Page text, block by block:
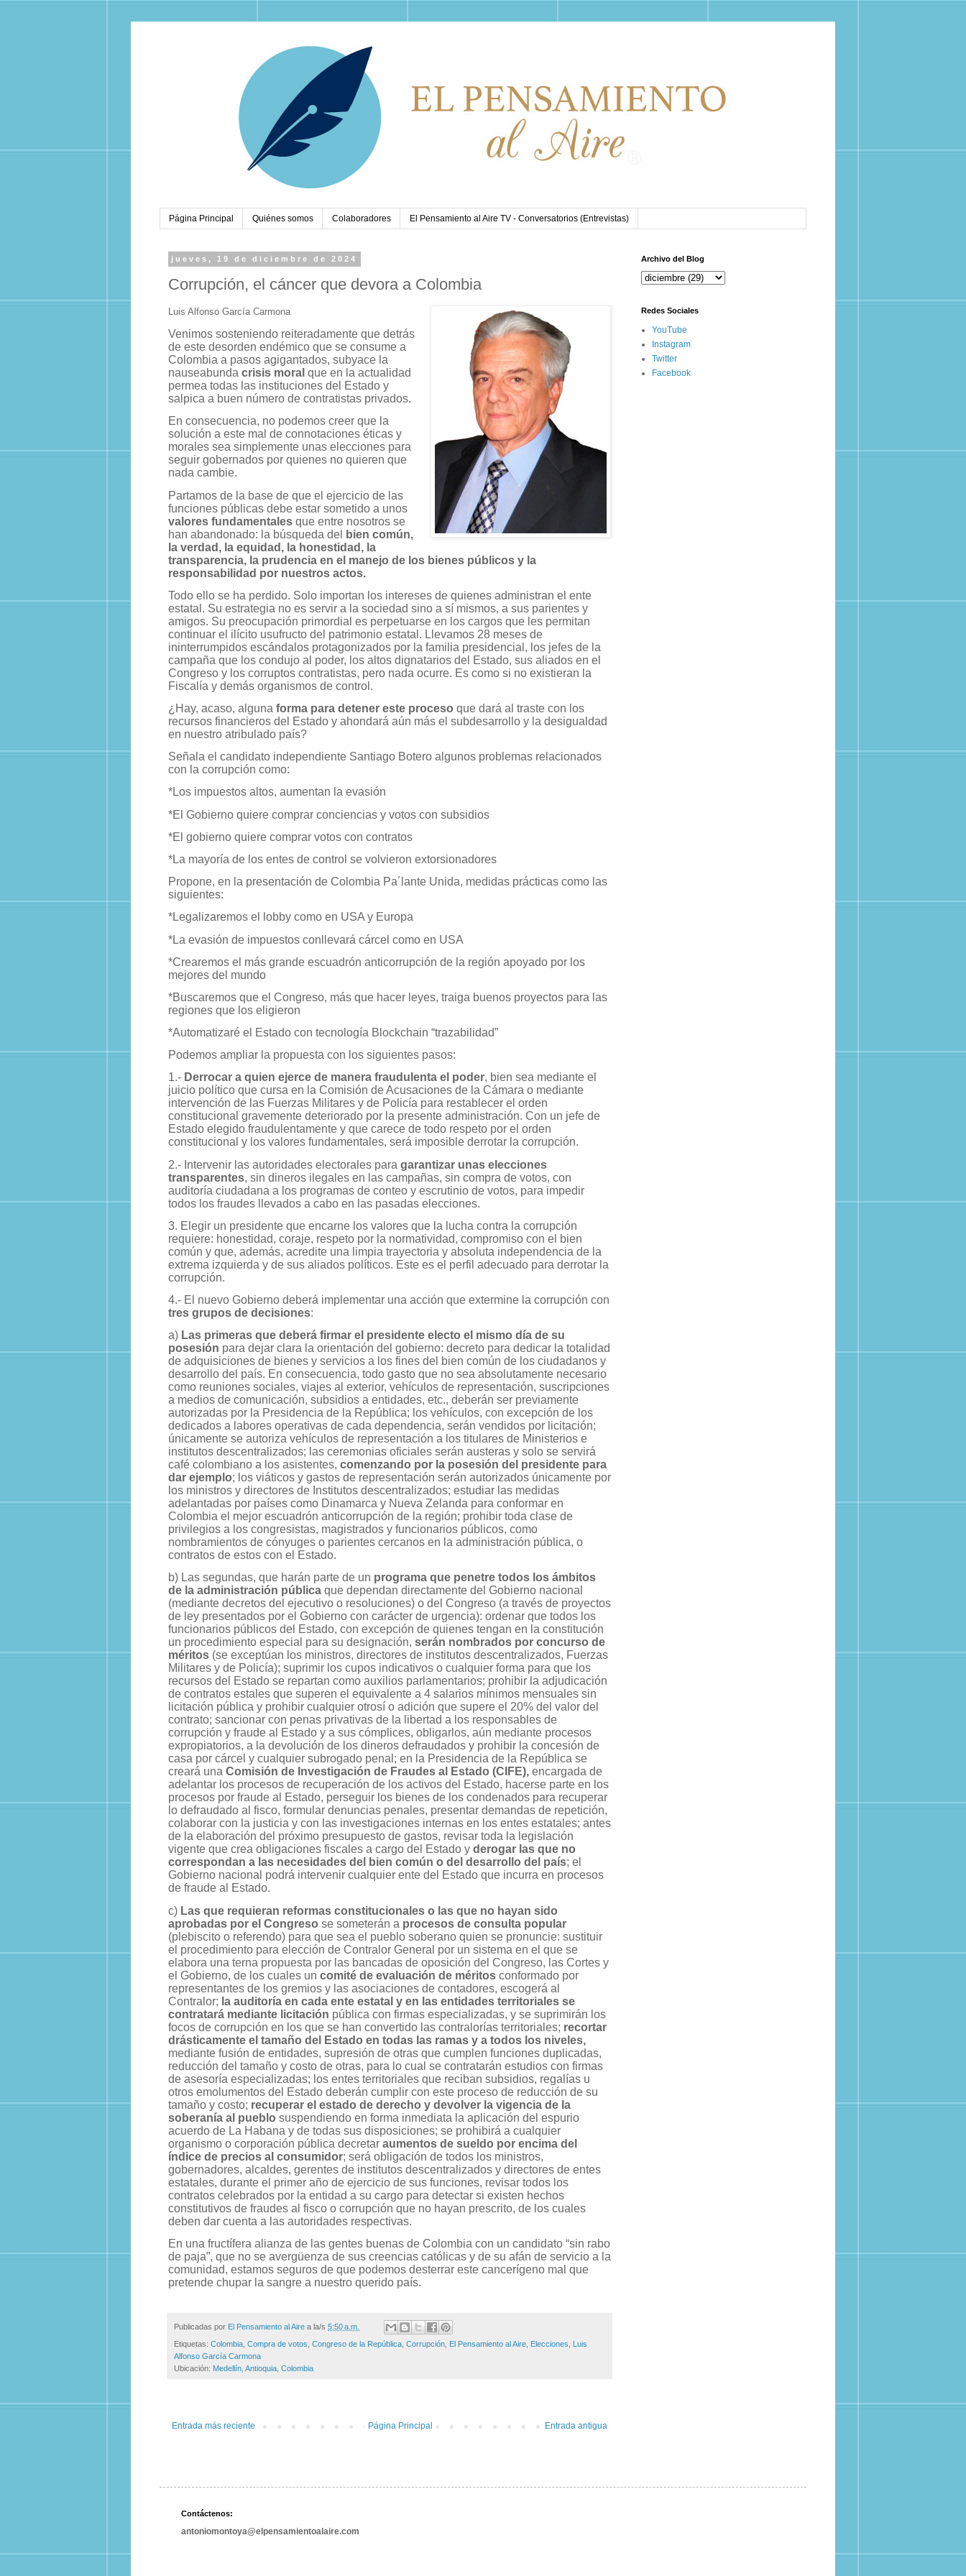
Página Principal Quiénes somos Colaboradores El Pensamiento al Aire TV - Conversatorios (Entrevistas)
jueves, 19 de diciembre de 2024
Corrupción, el cáncer que devora a Colombia
Luis Alfonso García Carmona
Venimos sosteniendo reiteradamente que detrás
de este desorden endémico que se consume a
Colombia a pasos agigantados, subyace la
nauseabunda crisis moral que en la actualidad
permea todas las instituciones del Estado y
salpica a buen número de contratistas privados.
En consecuencia, no podemos creer que la
solución a este mal de connotaciones éticas y
morales sea simplemente unas elecciones para
seguir gobernados por quienes no quieren que
nada cambie.
Partamos de la base de que el ejercicio de las
funciones públicas debe estar sometido a unos
valores fundamentales que entre nosotros se
han abandonado: la búsqueda del
bien común,
la verdad, la equidad, la honestidad, la
transparencia, la prudencia en el manejo de los bienes públicos y la
responsabilidad por nuestros actos.
Todo ello se ha perdido. Solo importan los intereses de quienes administran el ente
estatal. Su estrategia no es servir a la sociedad sino a sí mismos, a sus parientes y
amigos. Su preocupación primordial es perpetuarse en los cargos que les permitan
continuar el ilícito usufructo del patrimonio estatal. Llevamos 28 meses de
ininterrumpidos escándalos protagonizados por la familia presidencial, los jefes de la
campaña que los condujo al poder, los altos dignatarios del Estado, sus aliados en el
Congreso y los corruptos contratistas, pero nada ocurre. Es como si no existieran la
Fiscalía y demás organismos de control.
¿Hay, acaso, alguna forma para detener este proceso que dará al traste con los
recursos financieros del Estado y ahondará aún más el subdesarrollo y la desigualdad
en nuestro atribulado país?
Señala el candidato independiente Santiago Botero algunos problemas relacionados
con la corrupción como:
*Los impuestos altos, aumentan la evasión
*El Gobierno quiere comprar conciencias y votos con subsidios
*El gobierno quiere comprar votos con contratos
*La mayoría de los entes de control se volvieron extorsionadores
Propone, en la presentación de Colombia Pa´lante Unida, medidas prácticas como las
siguientes:
*Legalizaremos el lobby como en USA y Europa
*La evasión de impuestos conllevará cárcel como en USA
*Crearemos el más grande escuadrón anticorrupción de la región apoyado por los
mejores del mundo
*Buscaremos que el Congreso, más que hacer leyes, traiga buenos proyectos para las
regiones que los eligieron
*Automatizaré el Estado con tecnología Blockchain “trazabilidad”
Podemos ampliar la propuesta con los siguientes pasos:
1.- Derrocar a quien ejerce de manera fraudulenta el poder, bien sea mediante el
juicio político que cursa en la Comisión de Acusaciones de la Cámara o mediante
intervención de las Fuerzas Militares y de Policía para restablecer el orden
constitucional gravemente deteriorado por la presente administración. Con un jefe de
Estado elegido fraudulentamente y que carece de todo respeto por el orden
constitucional y los valores fundamentales, será imposible derrotar la corrupción.
2.- Intervenir las autoridades electorales para garantizar unas elecciones
transparentes, sin dineros ilegales en las campañas, sin compra de votos, con
auditoría ciudadana a los programas de conteo y escrutinio de votos, para impedir
todos los fraudes llevados a cabo en las pasadas elecciones.
3. Elegir un presidente que encarne los valores que la lucha contra la corrupción
requiere: honestidad, coraje, respeto por la normatividad, compromiso con el bien
común y que, además, acredite una limpia trayectoria y absoluta independencia de la
extrema izquierda y de sus aliados políticos. Este es el perfil adecuado para derrotar la
corrupción.
4.- El nuevo Gobierno deberá implementar una acción que extermine la corrupción con
tres grupos de decisiones:
a) Las primeras que deberá firmar el presidente electo el mismo día de su
posesión para dejar clara la orientación del gobierno: decreto para dedicar la totalidad
de adquisiciones de bienes y servicios a los fines del bien común de los ciudadanos y
desarrollo del país. En consecuencia, todo gasto que no sea absolutamente necesario
como reuniones sociales, viajes al exterior, vehículos de representación, suscripciones
a medios de comunicación, subsidios a entidades, etc., deberán ser previamente
autorizadas por la Presidencia de la República; los vehículos, con excepción de los
dedicados a labores operativas de cada dependencia, serán vendidos por licitación;
únicamente se autoriza vehículos de representación a los titulares de Ministerios e
institutos descentralizados; las ceremonias oficiales serán austeras y solo se servirá
café colombiano a los asistentes, comenzando por la posesión del presidente para
dar ejemplo; los viáticos y gastos de representación serán autorizados únicamente por
los ministros y directores de Institutos descentralizados; estudiar las medidas
adelantadas por países como Dinamarca y Nueva Zelanda para conformar en
Colombia el mejor escuadrón anticorrupción de la región; prohibir toda clase de
privilegios a los congresistas, magistrados y funcionarios públicos, como
nombramientos de cónyuges o parientes cercanos en la administración pública, o
contratos de estos con el Estado.
b) Las segundas, que harán parte de un programa que penetre todos los ámbitos
de la administración pública que dependan directamente del Gobierno nacional
(mediante decretos del ejecutivo o resoluciones) o del Congreso (a través de proyectos
de ley presentados por el Gobierno con carácter de urgencia): ordenar que todos los
funcionarios públicos del Estado, con excepción de quienes tengan en la constitución
un procedimiento especial para su designación, serán nombrados por concurso de
méritos (se exceptúan los ministros, directores de institutos descentralizados, Fuerzas
Militares y de Policía); suprimir los cupos indicativos o cualquier forma para que los
recursos del Estado se repartan como auxilios parlamentarios; prohibir la adjudicación
de contratos estales que superen el equivalente a 4 salarios mínimos mensuales sin
licitación pública y prohibir cualquier otrosí o adición que supere el 20% del valor del
contrato; sancionar con penas privativas de la libertad a los responsables de
corrupción y fraude al Estado y a sus cómplices, obligarlos, aún mediante procesos
expropiatorios, a la devolución de los dineros defraudados y prohibir la concesión de
casa por cárcel y cualquier subrogado penal; en la Presidencia de la República se
creará una Comisión de Investigación de Fraudes al Estado (CIFE), encargada de
adelantar los procesos de recuperación de los activos del Estado, hacerse parte en los
procesos por fraude al Estado, perseguir los bienes de los condenados para recuperar
lo defraudado al fisco, formular denuncias penales, presentar demandas de repetición,
colaborar con la justicia y con las investigaciones internas en los entes estatales; antes
de la elaboración del próximo presupuesto de gastos, revisar toda la legislación
vigente que crea obligaciones fiscales a cargo del Estado y derogar las que no
correspondan a las necesidades del bien común o del desarrollo del país; el
Gobierno nacional podrá intervenir cualquier ente del Estado que incurra en procesos
de fraude al Estado.
c) Las que requieran reformas constitucionales o las que no hayan sido
aprobadas por el Congreso se someterán a procesos de consulta popular
(plebiscito o referendo) para que sea el pueblo soberano quien se pronuncie: sustituir
el procedimiento para elección de Contralor General por un sistema en el que se
elabora una terna propuesta por las bancadas de oposición del Congreso, las Cortes y
el Gobierno, de los cuales un comité de evaluación de méritos conformado por
representantes de los gremios y las asociaciones de contadores, escogerá al
Contralor; la auditoría en cada ente estatal y en las entidades territoriales se
contratará mediante licitación pública con firmas especializadas, y se suprimirán los
focos de corrupción en los que se han convertido las contralorías territoriales; recortar
drásticamente el tamaño del Estado en todas las ramas y a todos los niveles,
mediante fusión de entidades, supresión de otras que cumplen funciones duplicadas,
reducción del tamaño y costo de otras, para lo cual se contratarán estudios con firmas
de asesoría especializadas; los entes territoriales que reciban subsidios, regalías u
otros emolumentos del Estado deberán cumplir con este proceso de reducción de su
tamaño y costo; recuperar el estado de derecho y devolver la vigencia de la
soberanía al pueblo suspendiendo en forma inmediata la aplicación del espurio
acuerdo de La Habana y de todas sus disposiciones; se prohibirá a cualquier
organismo o corporación pública decretar aumentos de sueldo por encima del
índice de precios al consumidor; será obligación de todos los ministros,
gobernadores, alcaldes, gerentes de institutos descentralizados y directores de entes
estatales, durante el primer año de ejercicio de sus funciones, revisar todos los
contratos celebrados por la entidad a su cargo para detectar si existen hechos
constitutivos de fraudes al fisco o corrupción que no hayan prescrito, de los cuales
deben dar cuenta a las autoridades respectivas.
En una fructífera alianza de las gentes buenas de Colombia con un candidato “sin rabo
de paja”, que no se avergüenza de sus creencias católicas y de su afán de servicio a la
comunidad, estamos seguros de que podemos desterrar este cancerígeno mal que
pretende chupar la sangre a nuestro querido país.
Publicadas por El Pensamiento al Aire a la/s 5:50 a.m.
Etiquetas: Colombia Compra de votos Congreso de la República Corrupción El Pensamiento al Aire Elecciones
Luis
Alfonso García Carmona
Ubicación: Medellín, Antioquia, Colombia
Entrada más reciente Entrada antigua
Página Principal
Archivo del Blog
Redes Sociales
YouTube
Instagram
Twitter
Facebook
Contáctenos:
antoniomontoya@elpensamientoalaire.com